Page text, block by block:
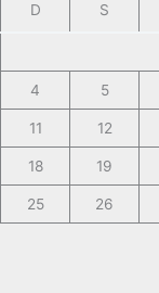
D S
4 5
11 12
18 19
25 26